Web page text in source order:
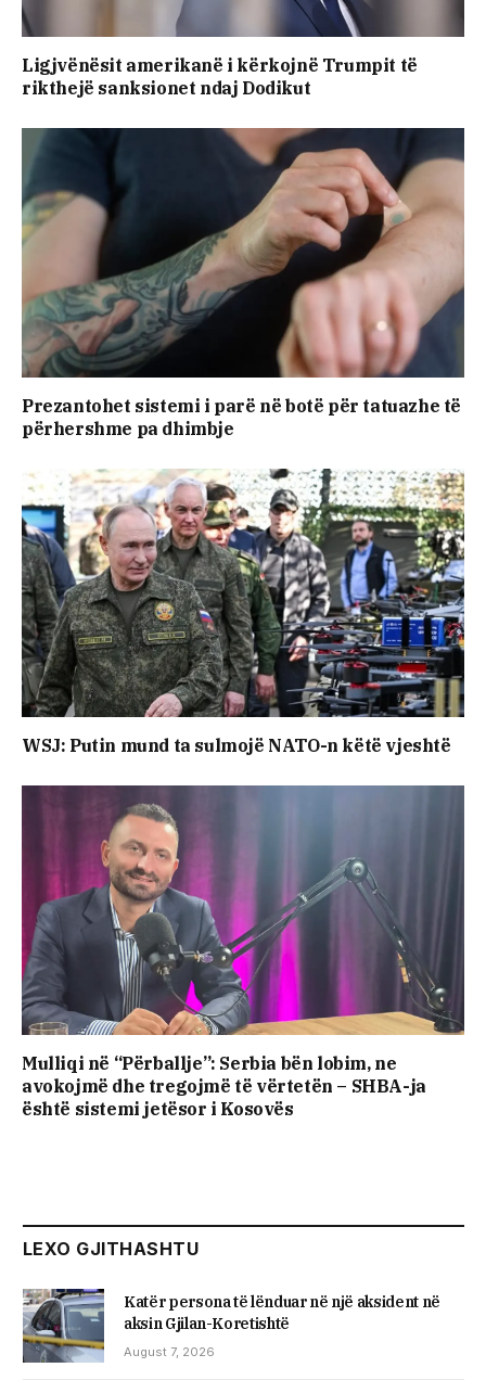
Ligjvënësit amerikanë i kërkojnë Trumpit të
rikthejë sanksionet ndaj Dodikut
Prezantohet sistemi i parë në botë për tatuazhe të
përhershme pa dhimbje
WSJ: Putin mund ta sulmojë NATO-n këtë vjeshtë
Mulliqi në “Përballje”: Serbia bën lobim, ne
avokojmë dhe tregojmë të vërtetën – SHBA-ja
është sistemi jetësor i Kosovës
LEXO GJITHASHTU
Katër persona të lënduar në një aksident në
aksin Gjilan-Koretishtë
August 7, 2026